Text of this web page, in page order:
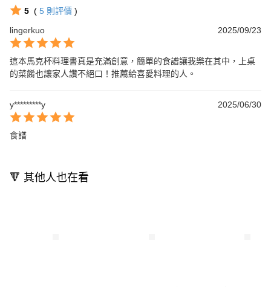
5 ( 5 則評價 )
lingerkuo
2025/09/23
這本馬克杯料理書真是充滿創意，簡單的食譜讓我樂在其中，上桌
的菜餚也讓家人讚不絕口！推薦給喜愛料理的人。
y*********y 2025/06/30
食譜
🔻 其他人也在看